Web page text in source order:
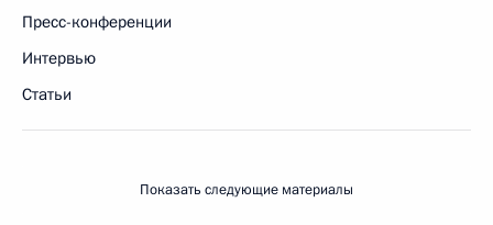
Пресс-конференции
Интервью
Статьи
Показать следующие материалы